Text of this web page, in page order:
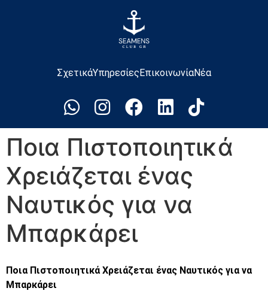
ΣχετικάΥπηρεσίεςΕπικοινωνίαΝέα
Ποια Πιστοποιητικά
Χρειάζεται ένας
Ναυτικός για να
Μπαρκάρει
Ποια Πιστοποιητικά Χρειάζεται ένας Ναυτικός για να
Μπαρκάρει